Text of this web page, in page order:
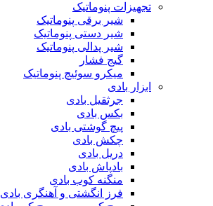
تجهیزات پنوماتیک
شیر برقی پنوماتیک
شیر دستی پنوماتیک
شیر پدالی پنوماتیک
گیج فشار
میکرو سوئیچ پنوماتیک
ابزار بادی
جرثقیل بادی
بکس بادی
پیچ گوشتی بادی
چکش بادی
دریل بادی
بادپاش بادی
منگنه کوب بادی
فرز انگشتی و آهنگری بادی